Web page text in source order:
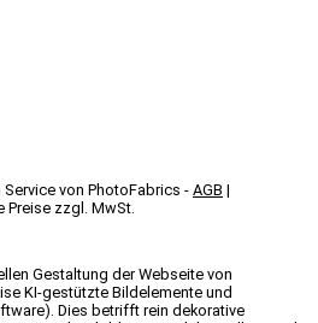
von PhotoFabrics - AGB |
Preise zzgl. MwSt.
Gestaltung der Webseite von
KI-gestützte Bildelemente und
Dies betrifft rein dekorative